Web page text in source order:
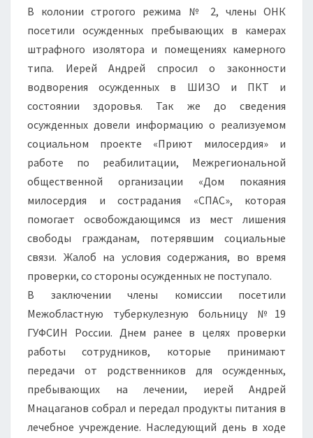
В колонии строгого режима № 2, члены ОНК
посетили осужденных пребывающих в камерах
штрафного изолятора и помещениях камерного
типа. Иерей Андрей спросил о законности
водворения осужденных в ШИЗО и ПКТ и
состоянии здоровья. Так же до сведения
осужденных довели информацию о реализуемом
социальном проекте «Приют милосердия» и
работе по реабилитации, Межрегиональной
общественной организации «Дом покаяния
милосердия и сострадания «СПАС», которая
помогает освобождающимся из мест лишения
свободы гражданам, потерявшим социальные
связи. Жалоб на условия содержания, во время
проверки, со стороны осужденных не поступало.
В заключении члены комиссии посетили
Межобластную туберкулезную больницу №19
ГУФСИН России. Днем ранее в целях проверки
работы сотрудников, которые принимают
передачи от родственников для осужденных,
пребывающих на лечении, иерей Андрей
Мнацаганов собрал и передал продукты питания в
лечебное учреждение. Наследующий день в ходе